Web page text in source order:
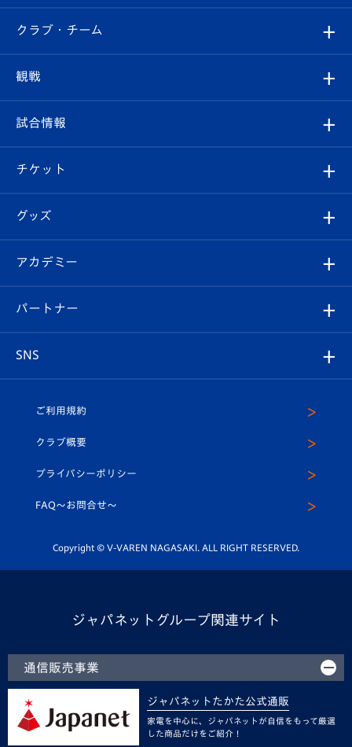
すべて
クラブ
試合情報
チケット
イベント
メディア
ホームタウン
クラブ・チーム
クラブ概要
エンブレム紹介
スタッフプロフィール
マスコット紹介
平和祈念活動
ホームタウン活動
観戦
観戦ルール
はじめての観戦ガイド
Revive Team
ヴィヴィくんの長崎おもてなしガイド
試合情報
試合日程/結果
フォトギャラリー
スタジアムグルメ
チケット
チケット
V-LOVERS（ファンクラブ）
プレイヤーズスイート
グッズ
オンラインショップ
店舗情報
アカデミー
育成からのお知らせ
U-18
スクール
パートナー
SNS
ヴィヴィくんインスタグラム
公式LINE＠
ご利用規約
クラブ概要
プライバシーポリシー
FAQ〜お問合せ〜
Copyright © V-VAREN NAGASAKI. ALL RIGHT RESERVED.
ジャパネットグループ関連サイト
通信販売事業
ジャパネットたかた公式通販
家電を中心に、ジャパネットが自信をもって厳選
した商品だけをご紹介！